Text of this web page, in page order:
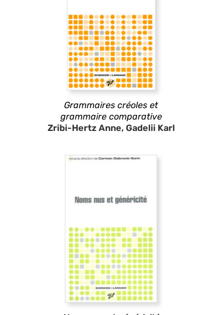
Grammaires créoles et
grammaire comparative
Zribi-Hertz Anne, Gadelii Karl